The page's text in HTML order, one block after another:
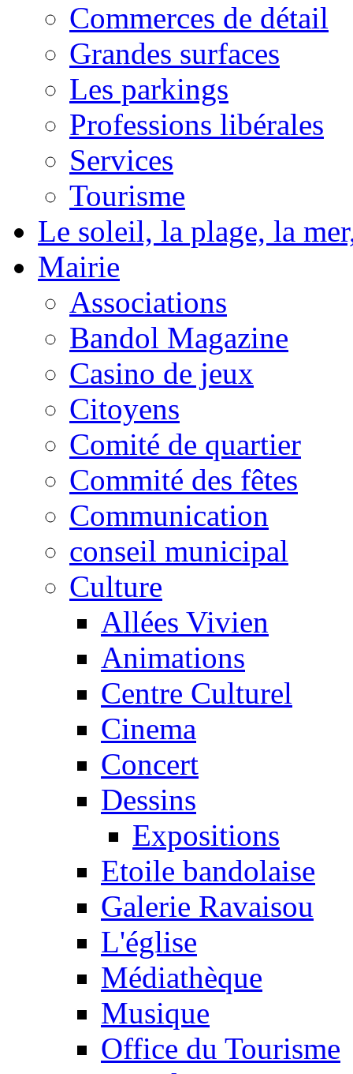
Commerces de détail
Grandes surfaces
Les parkings
Professions libérales
Services
Tourisme
Le soleil, la plage, la
Mairie
Associations
Bandol Magazine
Casino de jeux
Citoyens
Comité de quartier
Commité des fêtes
Communication
conseil municipal
Culture
Allées Vivien
Animations
Centre Culturel
Cinema
Concert
Dessins
Expositions
Etoile bandolaise
Galerie Ravaisou
L'église
Médiathèque
Musique
Office du Tourisme